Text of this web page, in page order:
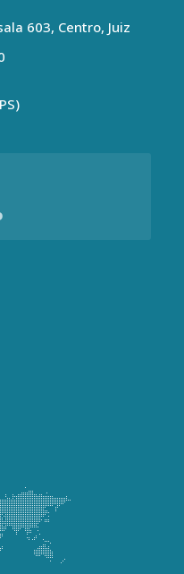
603, Centro, Juiz